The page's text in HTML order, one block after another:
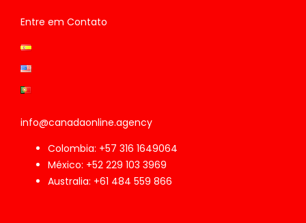
Entre em Contato
info@canadaonline.agency
Colombia: +57 316 1649064
México: +52 229 103 3969
Australia: +61 484 559 866